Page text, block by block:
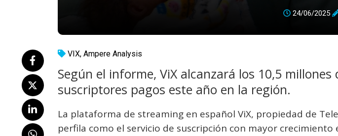
24/06/2025
VIX, Ampere Analysis
Según el informe, ViX alcanzará los 10,5 millones
suscriptores pagos este año en la región.
La plataforma de streaming en español ViX, propiedad de
perfila como el servicio de suscripción con mayor crecimiento